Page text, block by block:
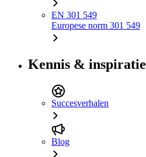
EN 301 549
Europese norm 301 549
Kennis & inspiratie
Succesverhalen
Blog